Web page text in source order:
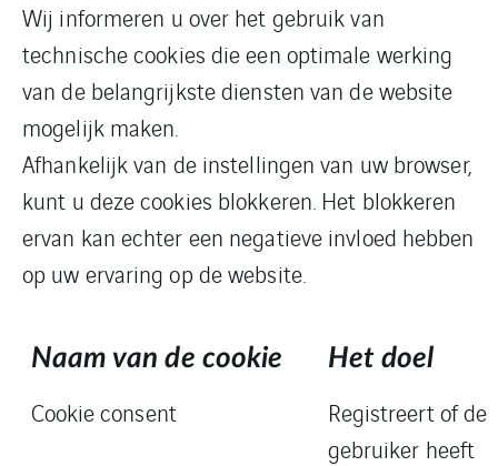
Wij informeren u over het gebruik van
technische cookies die een optimale werking
van de belangrijkste diensten van de website
mogelijk maken.
Afhankelijk van de instellingen van uw browser,
kunt u deze cookies blokkeren. Het blokkeren
ervan kan echter een negatieve invloed hebben
op uw ervaring op de website.
Naam van de cookie Het doel
Cookie consent
Registreert of de
gebruiker heeft